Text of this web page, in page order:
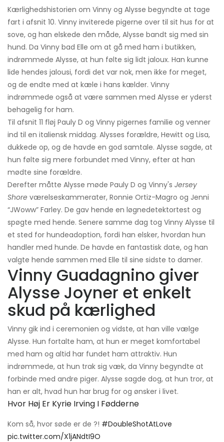
Kærlighedshistorien om Vinny og Alysse begyndte at tage
fart i afsnit 10. Vinny inviterede pigerne over til sit hus for at
sove, og han elskede den måde, Alysse bandt sig med sin
hund. Da Vinny bad Elle om at gå med ham i butikken,
indrømmede Alysse, at hun følte sig lidt jaloux. Han kunne
lide hendes jalousi, fordi det var nok, men ikke for meget,
og de endte med at kæle i hans kælder. Vinny
indrømmede også at være sammen med Alysse er yderst
behagelig for ham.
Til afsnit 11 fløj Pauly D og Vinny pigernes familie og venner
ind til en italiensk middag. Alysses forældre, Hewitt og Lisa,
dukkede op, og de havde en god samtale. Alysse sagde, at
hun følte sig mere forbundet med Vinny, efter at han
mødte sine forældre.
Derefter måtte Alysse møde Pauly D og Vinny's Jersey
Shore værelseskammerater, Ronnie Ortiz-Magro og Jenni
“JWoww” Farley. De gav hende en løgnedetektortest og
spøgte med hende. Senere samme dag tog Vinny Alysse til
et sted for hundeadoption, fordi han elsker, hvordan hun
handler med hunde. De havde en fantastisk date, og han
valgte hende sammen med Elle til sine sidste to damer.
Vinny Guadagnino giver
Alysse Joyner et enkelt
skud på kærlighed
Vinny gik ind i ceremonien og vidste, at han ville vælge
Alysse. Hun fortalte ham, at hun er meget komfortabel
med ham og altid har fundet ham attraktiv. Hun
indrømmede, at hun trak sig væk, da Vinny begyndte at
forbinde med andre piger. Alysse sagde dog, at hun tror, ​​at
han er alt, hvad hun har brug for og ønsker i livet.
Hvor Høj Er Kyrie Irving I Fødderne
Kom så, hvor søde er de ?! #DoubleShotAtLove
pic.twitter.com/X1jANdtI9O